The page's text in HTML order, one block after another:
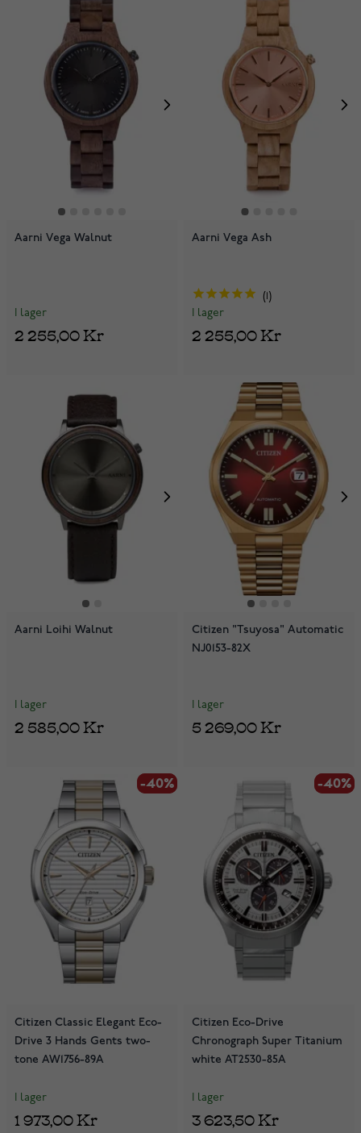
Aarni Vega Walnut
I lager
2 255,00 Kr
Aarni Vega Ash
I lager
2 255,00 Kr
Aarni Loihi Walnut
I lager
2 585,00 Kr
Citizen "Tsuyosa" Automatic
NJ0153-82X
I lager
5 269,00 Kr
-40%
-40%
Citizen Classic Elegant Eco-
Drive 3 Hands Gents two-
tone AW1756-89A
I lager
1 973,00 Kr
-40%
-40%
Citizen Eco-Drive
Chronograph Super Titanium
white AT2530-85A
I lager
3 623,50 Kr